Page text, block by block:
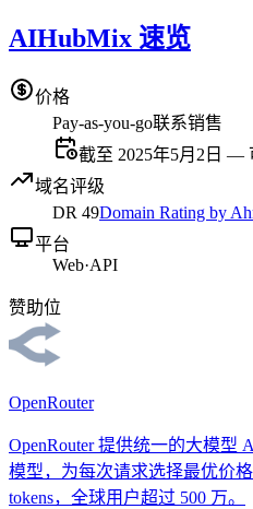
AIHubMix 速览
价格
Pay-as-you-go联系销售
截至 2025年5月2日 —
域名评级
DR 49Domain Rating by
平台
Web·API
赞助位
OpenRouter
OpenRouter 提供统一的大模型
模型，为每次请求选择最优价
tokens，全球用户超过 500 万。